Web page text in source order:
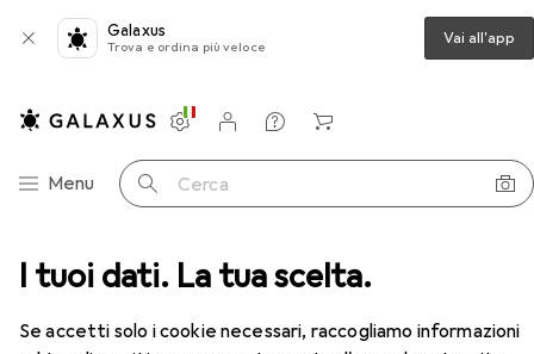
I tuoi dati. La tua scelta.
Se accetti solo i cookie necessari, raccogliamo informazioni
Galaxus
Trova e ordina più veloce Vai all'app
Categoria Navigazione
Menu Cerca
Impostazioni
Conto cliente
Liste di confronto
Liste dei desideri
Carrello
di misura Calibro Fisso treppiede articolato